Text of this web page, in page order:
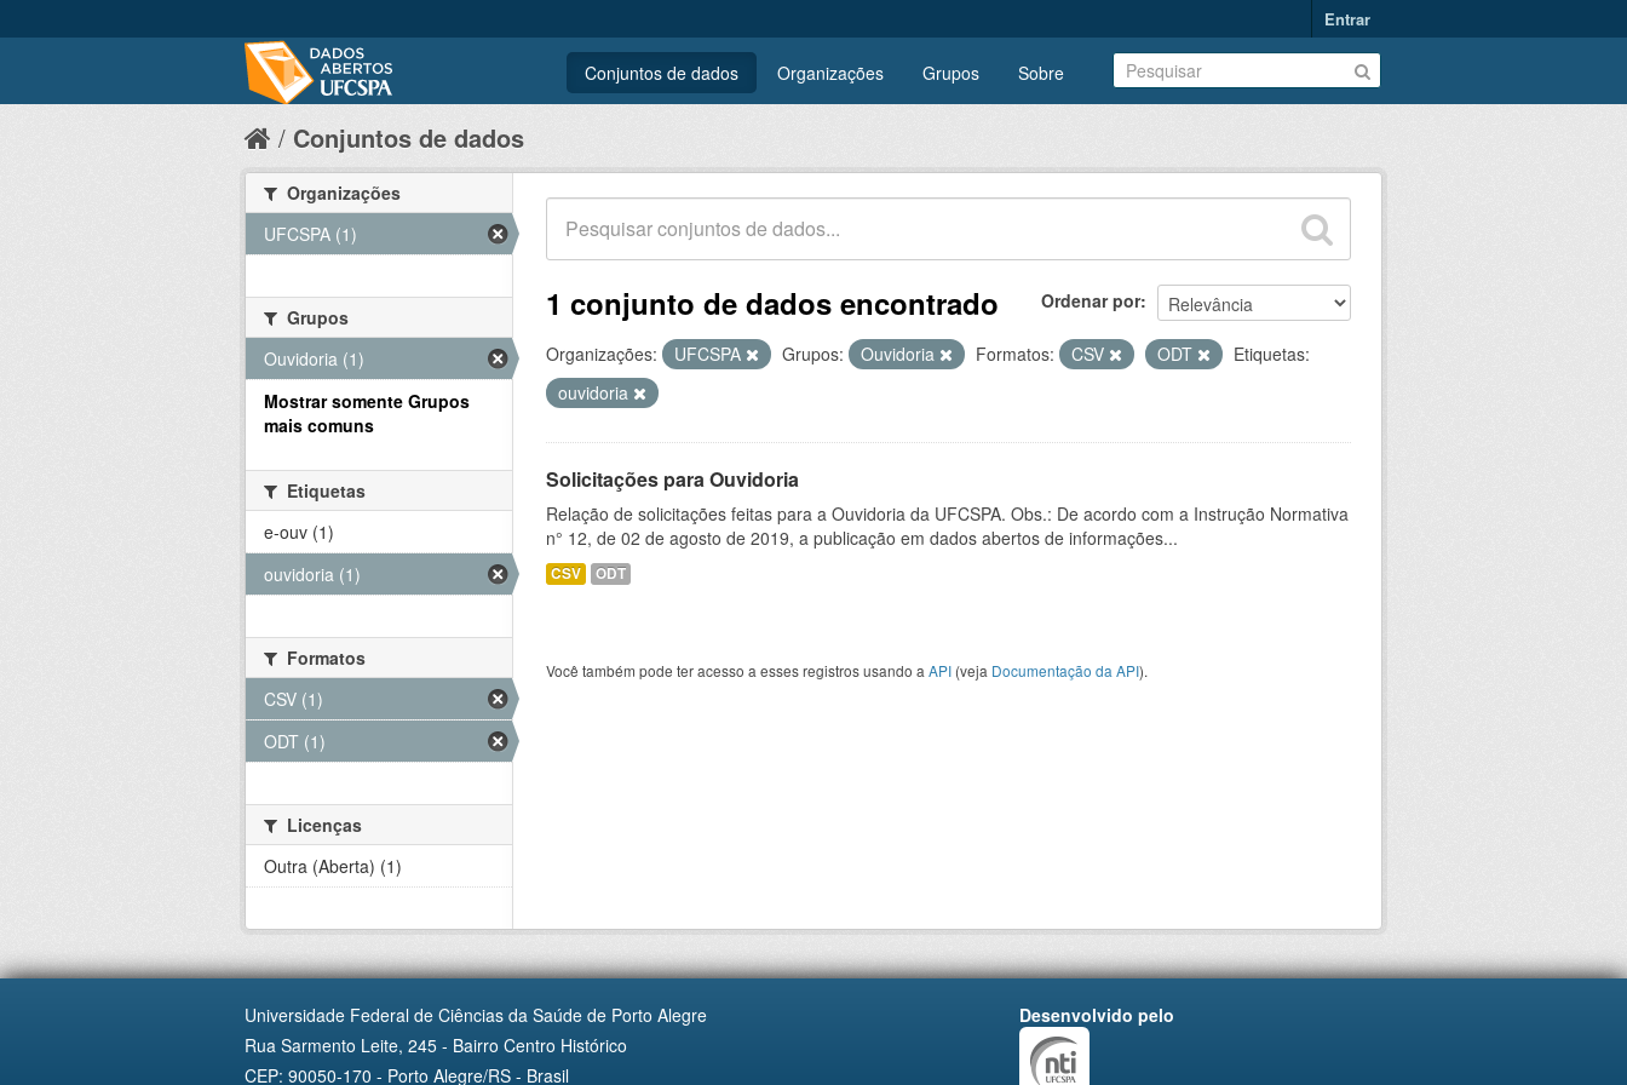
Entrar
Conjuntos de dados Organizações Grupos Sobre
Conjuntos de dados
Ordenar por
1 conjunto de dados encontrado
Organizações: UFCSPA Grupos: Ouvidoria Formatos: CSV ODT
Etiquetas:
ouvidoria
Solicitações para Ouvidoria
Relação de solicitações feitas para a Ouvidoria da UFCSPA. Obs.: De acordo com a Instrução Normativa
n° 12, de 02 de agosto de 2019, a publicação em dados abertos de informações...
CSV ODT
Você também pode ter acesso a esses registros usando a API (veja Documentação da API).
Organizações
UFCSPA (1)
Grupos
Ouvidoria (1)
Mostrar somente Grupos
mais comuns
Etiquetas
e-ouv (1)
ouvidoria (1)
Formatos
CSV (1)
ODT (1)
Licenças
Outra (Aberta) (1)
Universidade Federal de Ciências da Saúde de Porto Alegre
Rua Sarmento Leite, 245 - Bairro Centro Histórico
CEP: 90050-170 - Porto Alegre/RS - Brasil
Desenvolvido pelo